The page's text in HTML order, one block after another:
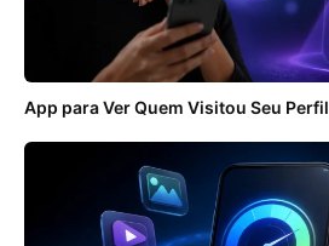
App para Ver Quem Visitou Seu Perfil